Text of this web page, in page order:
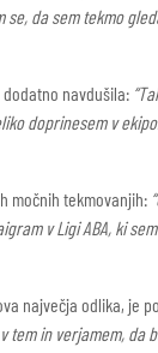
se, da sem tekmo
navdušila:
doprinesem v
močnih tekmovanjih:
v Ligi ABA, ki
največja odlika, je
tem in verjamem, da